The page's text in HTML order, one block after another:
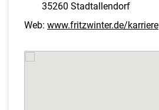
35260 Stadtallendorf
Web: www.fritzwinter.de/karriere